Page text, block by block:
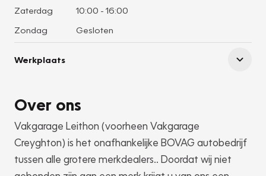
Zaterdag
10:00 - 16:00
Zondag
Gesloten
Werkplaats
Over ons
Vakgarage Leithon (voorheen Vakgarage
Creyghton) is het onafhankelijke BOVAG autobedrijf
tussen alle grotere merkdealers.. Doordat wij niet